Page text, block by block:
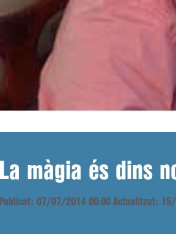
La màgia és dins
Publicat: 07/07/2014 00:00 Actualitzat: